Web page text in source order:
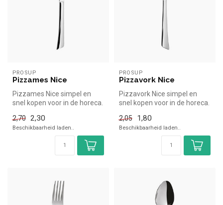
PROSUP
Pizzames Nice
Pizzames Nice simpel en
snel kopen voor in de horeca.
2,70 2,30
Beschikbaarheid laden..
PROSUP
Pizzavork Nice
Pizzavork Nice simpel en
snel kopen voor in de horeca.
2,05
1,80
Beschikbaarheid laden..